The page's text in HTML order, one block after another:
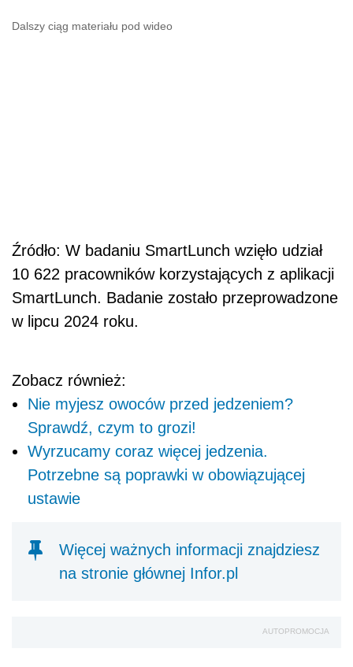
Dalszy ciąg materiału pod wideo
Źródło: W badaniu SmartLunch wzięło udział
10 622 pracowników korzystających z aplikacji
SmartLunch. Badanie zostało przeprowadzone
w lipcu 2024 roku.
Zobacz również:
Nie myjesz owoców przed jedzeniem?
Sprawdź, czym to grozi!
Wyrzucamy coraz więcej jedzenia.
Potrzebne są poprawki w obowiązującej
ustawie
Więcej ważnych informacji znajdziesz
na stronie głównej Infor.pl
AUTOPROMOCJA